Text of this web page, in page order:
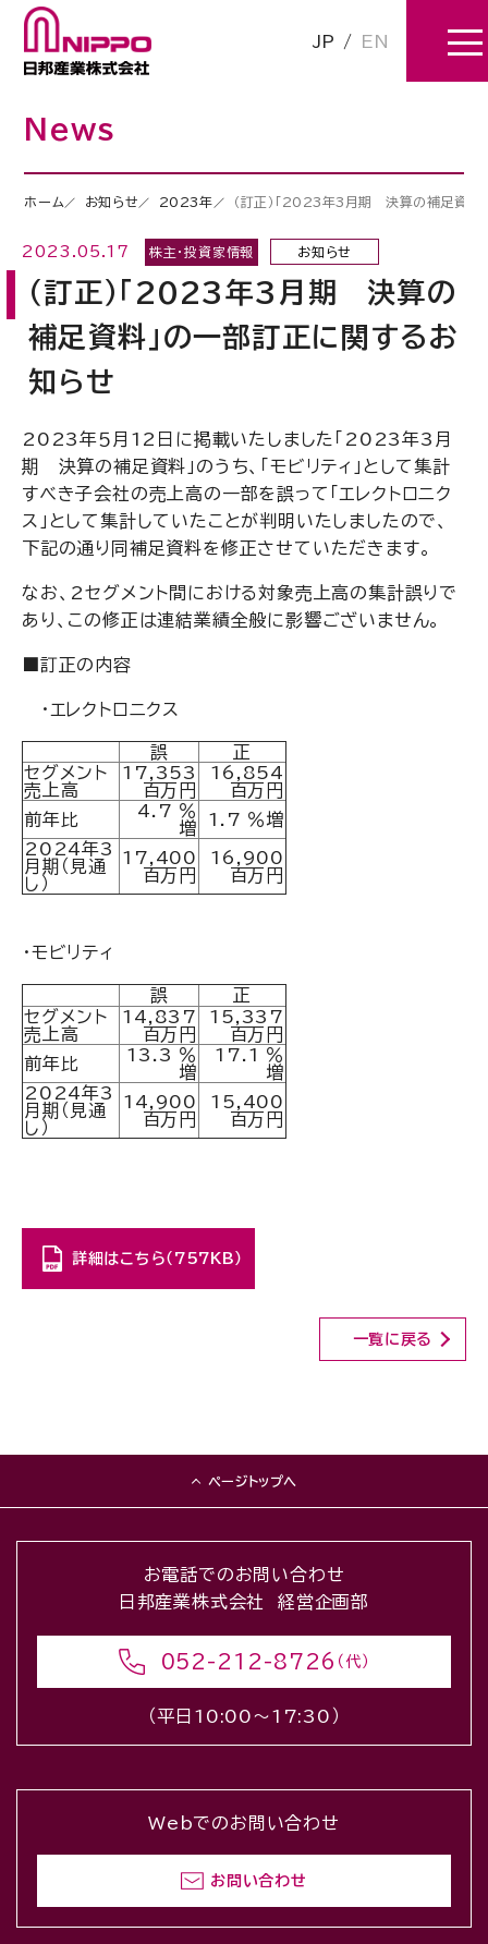
JP / EN
News
ホーム お知らせ 2023年 （訂正）「2023年3月期 決算の補足資料
2023.05.17 株主・投資家情報 お知らせ
（訂正）「2023年3月期 決算の
補足資料」の一部訂正に関するお
知らせ
2023年５月12日に掲載いたしました「2023年3月
期 決算の補足資料」のうち、「モビリティ」として集計
すべき子会社の売上高の一部を誤って「エレクトロニク
ス」として集計していたことが判明いたしましたので、
下記の通り同補足資料を修正させていただきます。
なお、2セグメント間における対象売上高の集計誤りで
あり、この修正は連結業績全般に影響ございません。
■訂正の内容
・エレクトロニクス
誤
正
セグメント
売上高
17,353
百万円
16,854
百万円
前年比
4.7 ％
増
1.7 ％増
2024年3
月期（見通
し）
17,400
百万円
16,900
百万円
・モビリティ
誤
正
セグメント
売上高
14,837
百万円
15,337
百万円
前年比
13.3 ％
増
17.1 ％
増
2024年3
月期（見通
し）
14,900
百万円
15,400
百万円
詳細はこちら（757KB）
一覧に戻る
ページトップへ
お電話でのお問い合わせ
日邦産業株式会社 経営企画部
052-212-8726 （代）
（平日10:00〜17:30）
Webでのお問い合わせ
お問い合わせ